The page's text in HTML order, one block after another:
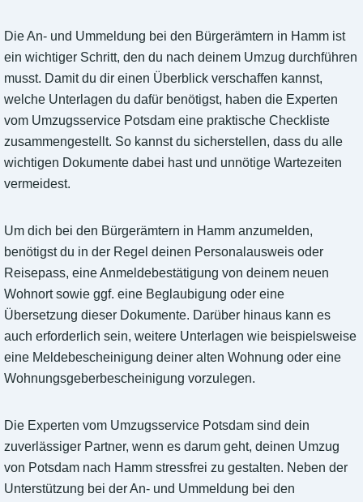
Die An- und Ummeldung bei den Bürgerämtern in Hamm ist
ein wichtiger Schritt, den du nach deinem Umzug durchführen
musst. Damit du dir einen Überblick verschaffen kannst,
welche Unterlagen du dafür benötigst, haben die Experten
vom Umzugsservice Potsdam eine praktische Checkliste
zusammengestellt. So kannst du sicherstellen, dass du alle
wichtigen Dokumente dabei hast und unnötige Wartezeiten
vermeidest.
Um dich bei den Bürgerämtern in Hamm anzumelden,
benötigst du in der Regel deinen Personalausweis oder
Reisepass, eine Anmeldebestätigung von deinem neuen
Wohnort sowie ggf. eine Beglaubigung oder eine
Übersetzung dieser Dokumente. Darüber hinaus kann es
auch erforderlich sein, weitere Unterlagen wie beispielsweise
eine Meldebescheinigung deiner alten Wohnung oder eine
Wohnungsgeberbescheinigung vorzulegen.
Die Experten vom Umzugsservice Potsdam sind dein
zuverlässiger Partner, wenn es darum geht, deinen Umzug
von Potsdam nach Hamm stressfrei zu gestalten. Neben der
Unterstützung bei der An- und Ummeldung bei den